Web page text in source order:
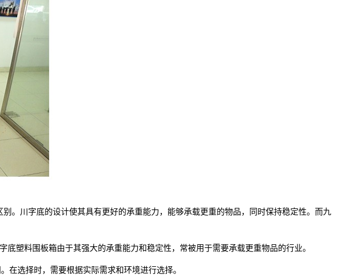
。川字底的设计使其具有更好的承重能力，能够承载更重的物品，同时保持稳定性。而九
塑料围板箱由于其强大的承重能力和稳定性，常被用于需要承载更重物品的行业。
在选择时，需要根据实际需求和环境进行选择。